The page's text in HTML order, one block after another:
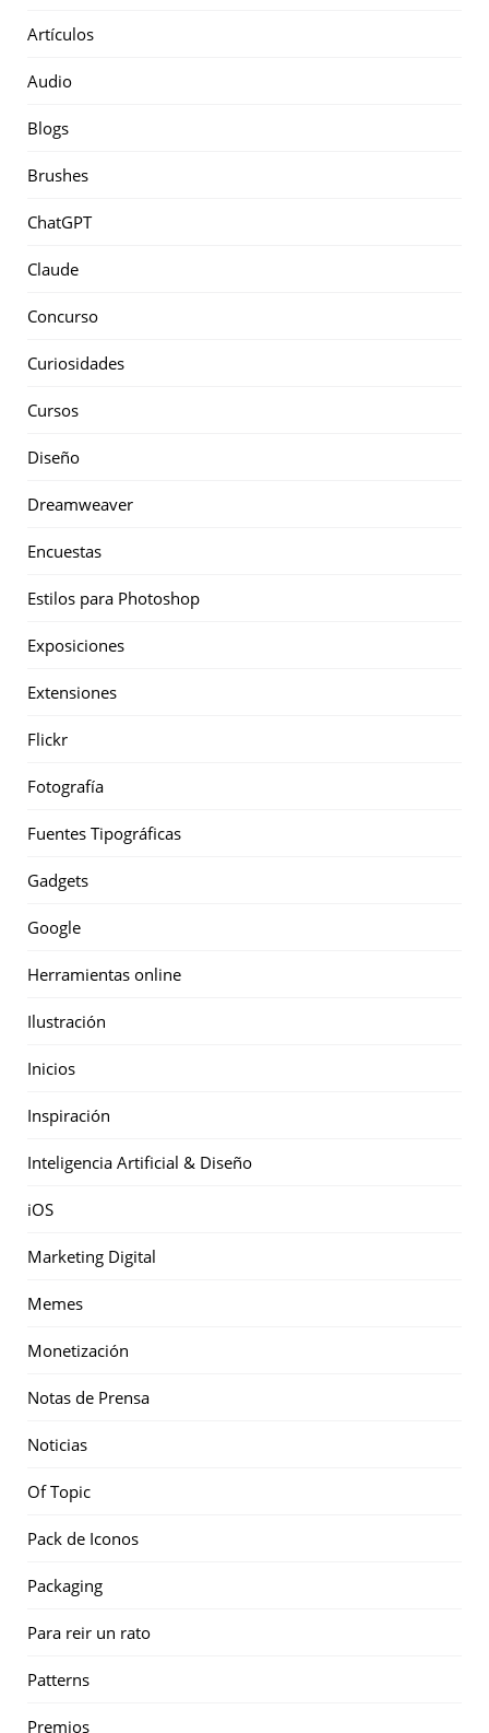
Artículos
Audio
Blogs
Brushes
ChatGPT
Claude
Concurso
Curiosidades
Cursos
Diseño
Dreamweaver
Encuestas
Estilos para Photoshop
Exposiciones
Extensiones
Flickr
Fotografía
Fuentes Tipográficas
Gadgets
Google
Herramientas online
Ilustración
Inicios
Inspiración
Inteligencia Artificial & Diseño
iOS
Marketing Digital
Memes
Monetización
Notas de Prensa
Noticias
Of Topic
Pack de Iconos
Packaging
Para reir un rato
Patterns
Premios